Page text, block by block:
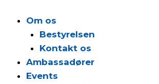
indholdet
Om os
Bestyrelsen
Kontakt os
Ambassadører
Events